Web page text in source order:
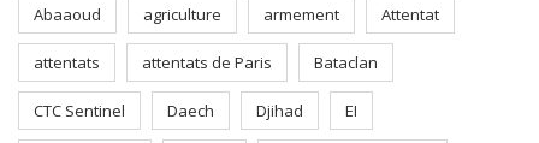
Abaaoud agriculture armement Attentat
attentats attentats de Paris Bataclan
CTC Sentinel Daech Djihad EI